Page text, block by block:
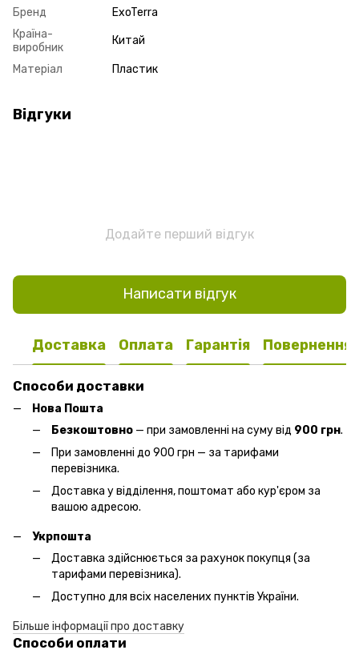
Бренд
ExoTerra
Країна-
виробник
Китай
Матеріал Пластик
Відгуки
Додайте перший відгук
Написати відгук
Доставка Оплата Гарантія Повернення
Способи доставки
Нова Пошта
Безкоштовно — при замовленні на суму від 900 грн.
При замовленні до 900 грн — за тарифами
перевізника.
Доставка у відділення, поштомат або кур'єром за
вашою адресою.
Укрпошта
Доставка здійснюється за рахунок покупця (за
тарифами перевізника).
Доступно для всіх населених пунктів України.
Більше інформації про доставку
Способи оплати